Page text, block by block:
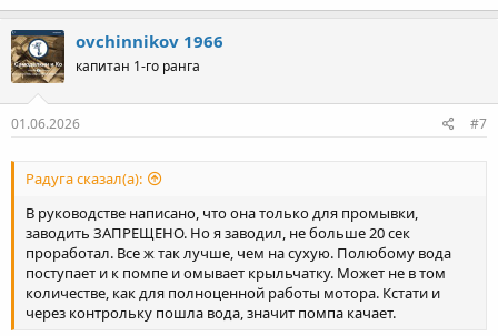
ovchinnikov 1966
капитан 1-го ранга
01.06.2026 #7
Радуга сказал(а):
В руководстве написано, что она только для промывки,
заводить ЗАПРЕЩЕНО. Но я заводил, не больше 20 сек
проработал. Все ж так лучше, чем на сухую. Полюбому вода
поступает и к помпе и омывает крыльчатку. Может не в том
количестве, как для полноценной работы мотора. Кстати и
через контрольку пошла вода, значит помпа качает.